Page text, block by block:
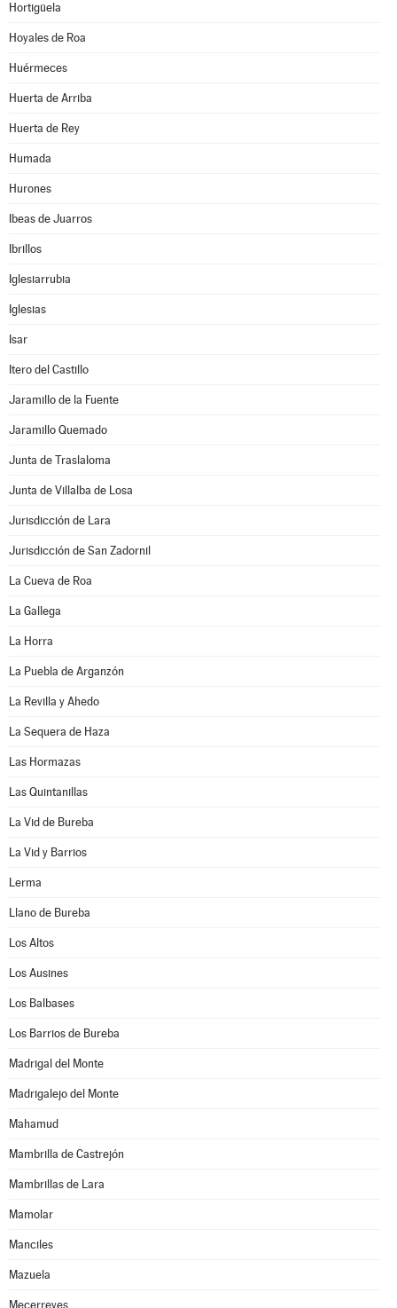
Hortigüela
Hoyales de Roa
Huérmeces
Huerta de Arriba
Huerta de Rey
Humada
Hurones
Ibeas de Juarros
Ibrillos
Iglesiarrubia
Iglesias
Isar
Itero del Castillo
Jaramillo de la Fuente
Jaramillo Quemado
Junta de Traslaloma
Junta de Villalba de Losa
Jurisdicción de Lara
Jurisdicción de San Zadornil
La Cueva de Roa
La Gallega
La Horra
La Puebla de Arganzón
La Revilla y Ahedo
La Sequera de Haza
Las Hormazas
Las Quintanillas
La Vid de Bureba
La Vid y Barrios
Lerma
Llano de Bureba
Los Altos
Los Ausines
Los Balbases
Los Barrios de Bureba
Madrigal del Monte
Madrigalejo del Monte
Mahamud
Mambrilla de Castrejón
Mambrillas de Lara
Mamolar
Manciles
Mazuela
Mecerreyes